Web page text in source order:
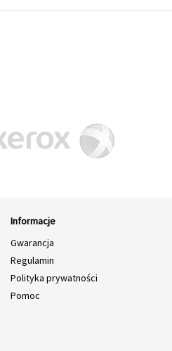
Informacje
Gwarancja
Regulamin
Polityka prywatności
Pomoc